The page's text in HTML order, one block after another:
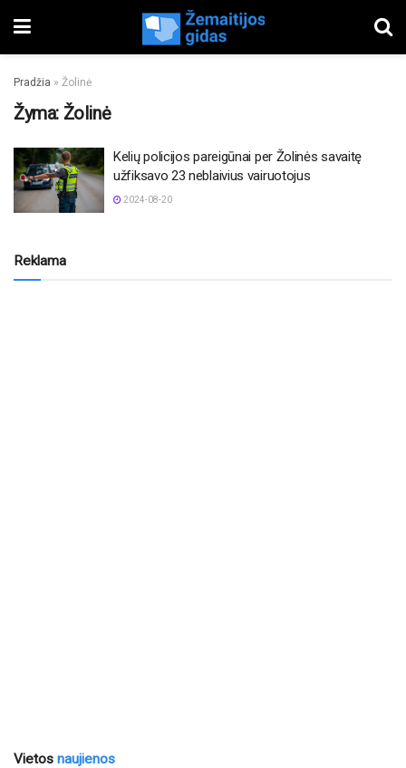
Pradžia » Žolinė
Žyma: Žolinė
Kelių policijos pareigūnai per Žolinės savaitę
užfiksavo 23 neblaivius vairuotojus
2024-08-20
Reklama
Vietos naujienos